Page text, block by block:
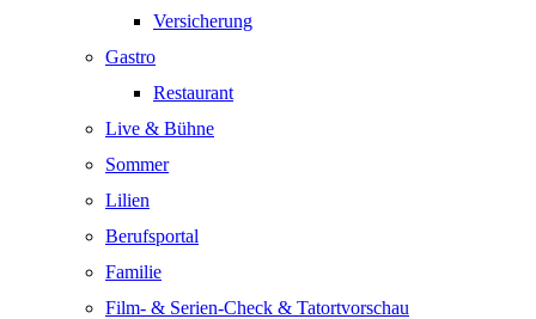
Versicherung
Gastro
Restaurant
Live & Bühne
Sommer
Lilien
Berufsportal
Familie
Film- & Serien-Check & Tatortvorschau